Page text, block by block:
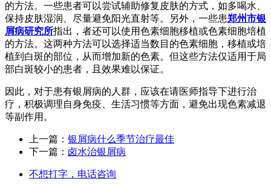
的方法。一些患者可以尝试辅助修复皮肤的方式，如多喝水、
保持皮肤湿润、尽量避免阳光直射等。另外，一些患郑州市银
屑病研究所指出，者还可以使用色素细胞移植或色素细胞培植
的方法。这两种方法可以选择适当数目的色素细胞，移植或培
植到白斑的部位，从而增加新的色素。但这些方法仅适用于局
部白斑较小的患者，且效果难以保证。
因此，对于患有银屑病的人群，应该在请医师指导下进行治
疗，积极调理自身免疫、生活习惯等方面，避免出现色素减退
等副作用。
上一篇： 银屑病什么季节治疗最佳
下一篇： 卤水治银屑病
不想打字，电话咨询